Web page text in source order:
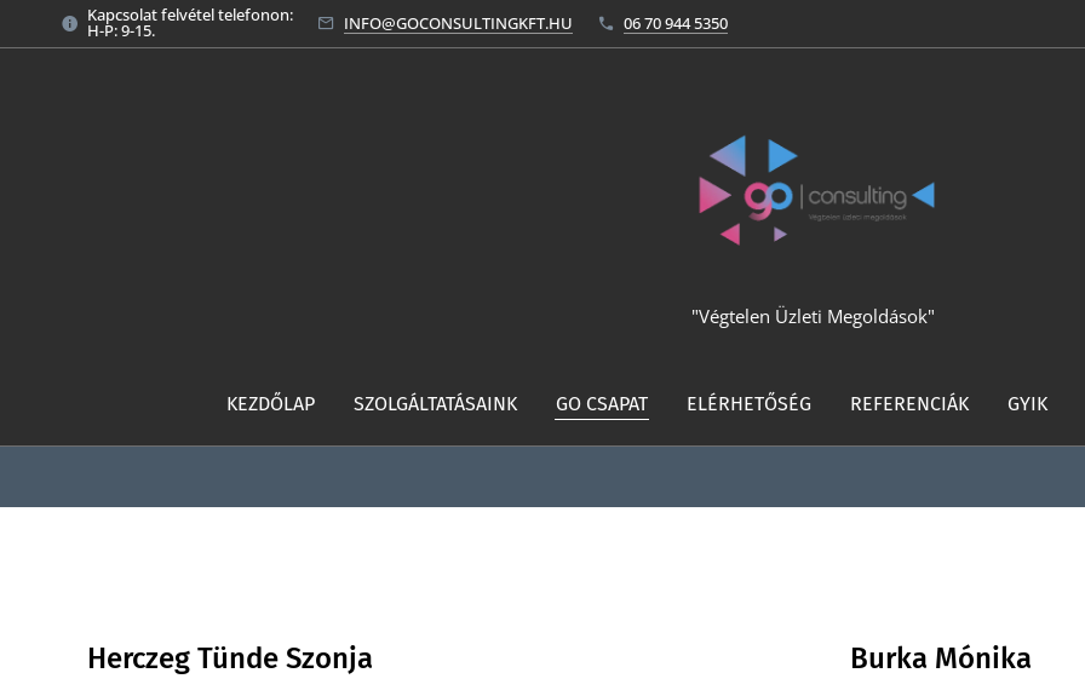
Kapcsolat felvétel telefonon:
H-P: 9-15. INFO@GOCONSULTINGKFT.HU 06 70 944 5350
"Végtelen Üzleti Megoldások"
KEZDŐLAP SZOLGÁLTATÁSAINK GO CSAPAT ELÉRHETŐSÉG REFERENCIÁK GYIK
Herczeg Tünde Szonja Burka Mónika